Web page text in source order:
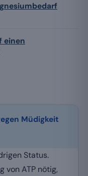
einen
Müdigkeit
Status.
von ATP nötig,